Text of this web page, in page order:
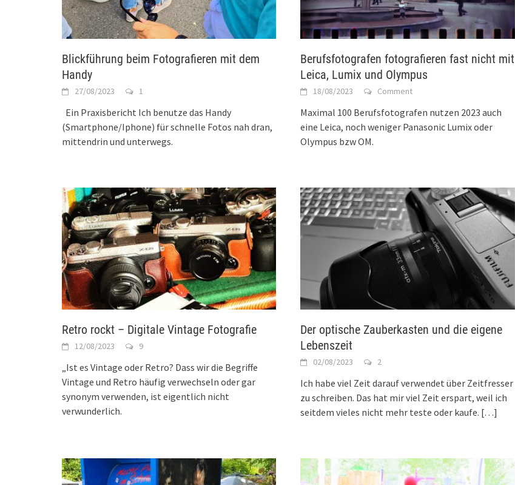
Blickführung beim Fotografieren mit dem
Handy
27/08/2023 1
Ein Praxisbericht Ich benutze das Handy
(Smartphone/Iphone) für schnelle Fotos nah dran,
mittendrin und unterwegs.
Berufsfotografen fotografieren fast nicht mit
Leica, Lumix und Olympus
18/08/2023 Comment
Maximal 100 Berufsfotografen nutzen 2023 auch
eine Leica, noch weniger Panasonic Lumix oder
Olympus bzw OM.
Retro rockt – Digitale Vintage Fotografie
12/08/2023 9
„Ist es Vintage oder Retro? Dass wir die Begriffe
Vintage und Retro häufig verwechseln oder gar
synonym verwenden, ist eigentlich nicht
verwunderlich.
Der optische Zauberkasten und die eigene
Lebenszeit
02/08/2023 2
Ich habe viel Zeit darauf verwendet über Zeitfresser
zu schreiben. Das hat mir viel Zeit erspart, weil ich
seitdem vieles nicht mehr teste oder kaufe. […]